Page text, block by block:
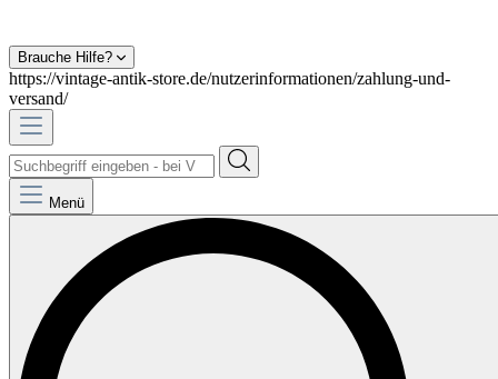
Brauche Hilfe?
https://vintage-antik-store.de/nutzerinformationen/zahlung-und-
versand/
Menü